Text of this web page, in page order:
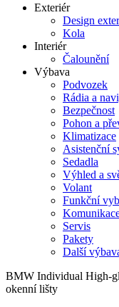
Exteriér
Design
Kola
Interiér
Čalounění
Výbava
Podvozek
Rádia a
Bezpečnost
Pohon a
Klimatizace
Asistenční
Sedadla
Výhled a
Volant
Funkční
Servis
Pakety
Další
BMW Individual High-
okenní lišty